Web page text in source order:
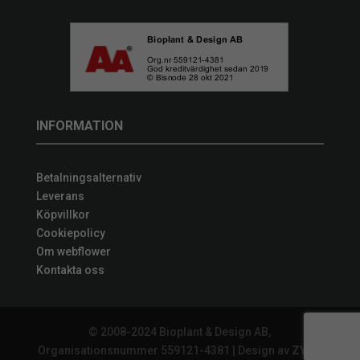
INFORMATION
Betalningsalternativ
Leverans
Köpvillkor
Cookiepolicy
Om webflower
Kontakta oss
© 2008-2024 Bioplant & Design AB,
Organisationsnummer 559121-4381 | Design av ZYNQ